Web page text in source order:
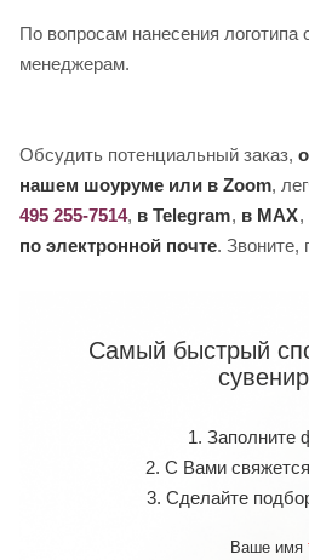
По вопросам нанесения
менеджерам.
Обсудить потенциальный заказ,
нашем шоуруме или в Zoom,
495 255-7514, в Telegram, в MAX,
по электронной почте. Звоните,
Самый быстрый
1. Заполните
2. С Вами
3. Сделайте
Ваше имя